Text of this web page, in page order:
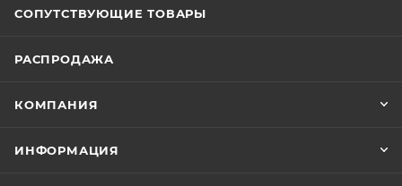
СОПУТСТВУЮЩИЕ ТОВАРЫ
РАСПРОДАЖА
КОМПАНИЯ
ИНФОРМАЦИЯ